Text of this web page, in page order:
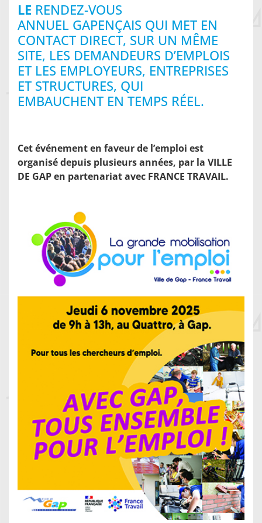
LE RENDEZ-VOUS
ANNUEL GAPENÇAIS QUI MET EN
CONTACT DIRECT, SUR UN MÊME
SITE, LES DEMANDEURS D’EMPLOIS
ET LES EMPLOYEURS, ENTREPRISES
ET STRUCTURES, QUI
EMBAUCHENT EN TEMPS RÉEL.
Cet événement en faveur de l’emploi est
organisé depuis plusieurs années, par la VILLE
DE GAP en partenariat avec FRANCE TRAVAIL.